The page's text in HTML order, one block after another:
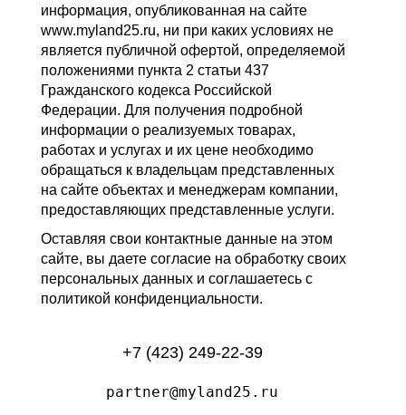
информация, опубликованная на сайте
www.myland25.ru, ни при каких условиях не
является публичной офертой, определяемой
положениями пункта 2 статьи 437
Гражданского кодекса Российской
Федерации. Для получения подробной
информации о реализуемых товарах,
работах и услугах и их цене необходимо
обращаться к владельцам представленных
на сайте объектах и менеджерам компании,
предоставляющих представленные услуги.
Оставляя свои контактные данные на этом
сайте, вы даете согласие на обработку своих
персональных данных и соглашаетесь с
политикой конфиденциальности.
+7 (423) 249-22-39
partner@myland25.ru